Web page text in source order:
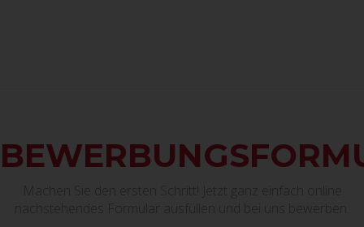
Machen Sie den ersten Schritt! Jetzt ganz einfach online